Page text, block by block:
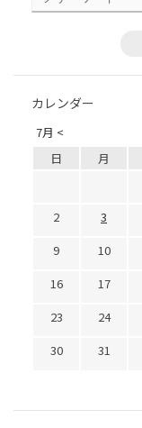
カレンダー
7月 <
日 月
2
3
9
10
16
17
23
24
30
31